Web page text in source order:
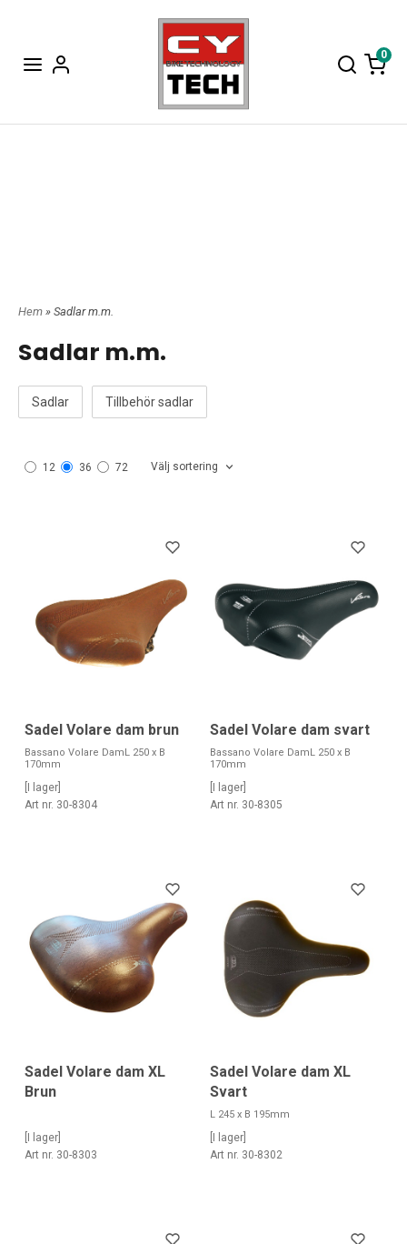
0
Hem » Sadlar m.m.
Sadlar m.m.
Sadlar Tillbehör sadlar
12 36 72 Välj sortering
Sadel Volare dam brun
Bassano Volare DamL 250 x B
170mm
[I lager]
Art nr. 30-8304
Sadel Volare dam svart
Bassano Volare DamL 250 x B
170mm
[I lager]
Art nr. 30-8305
Sadel Volare dam XL
Brun
[I lager]
Art nr. 30-8303
Sadel Volare dam XL
Svart
L 245 x B 195mm
[I lager]
Art nr. 30-8302